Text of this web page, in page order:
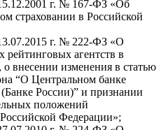
г. № 167-ФЗ «Об
страховании в Российской
г. № 222-ФЗ «О
рейтинговых агентств в
внесении изменения в статью
“О Центральном банке
России)” и признании
положений
Федерации»;